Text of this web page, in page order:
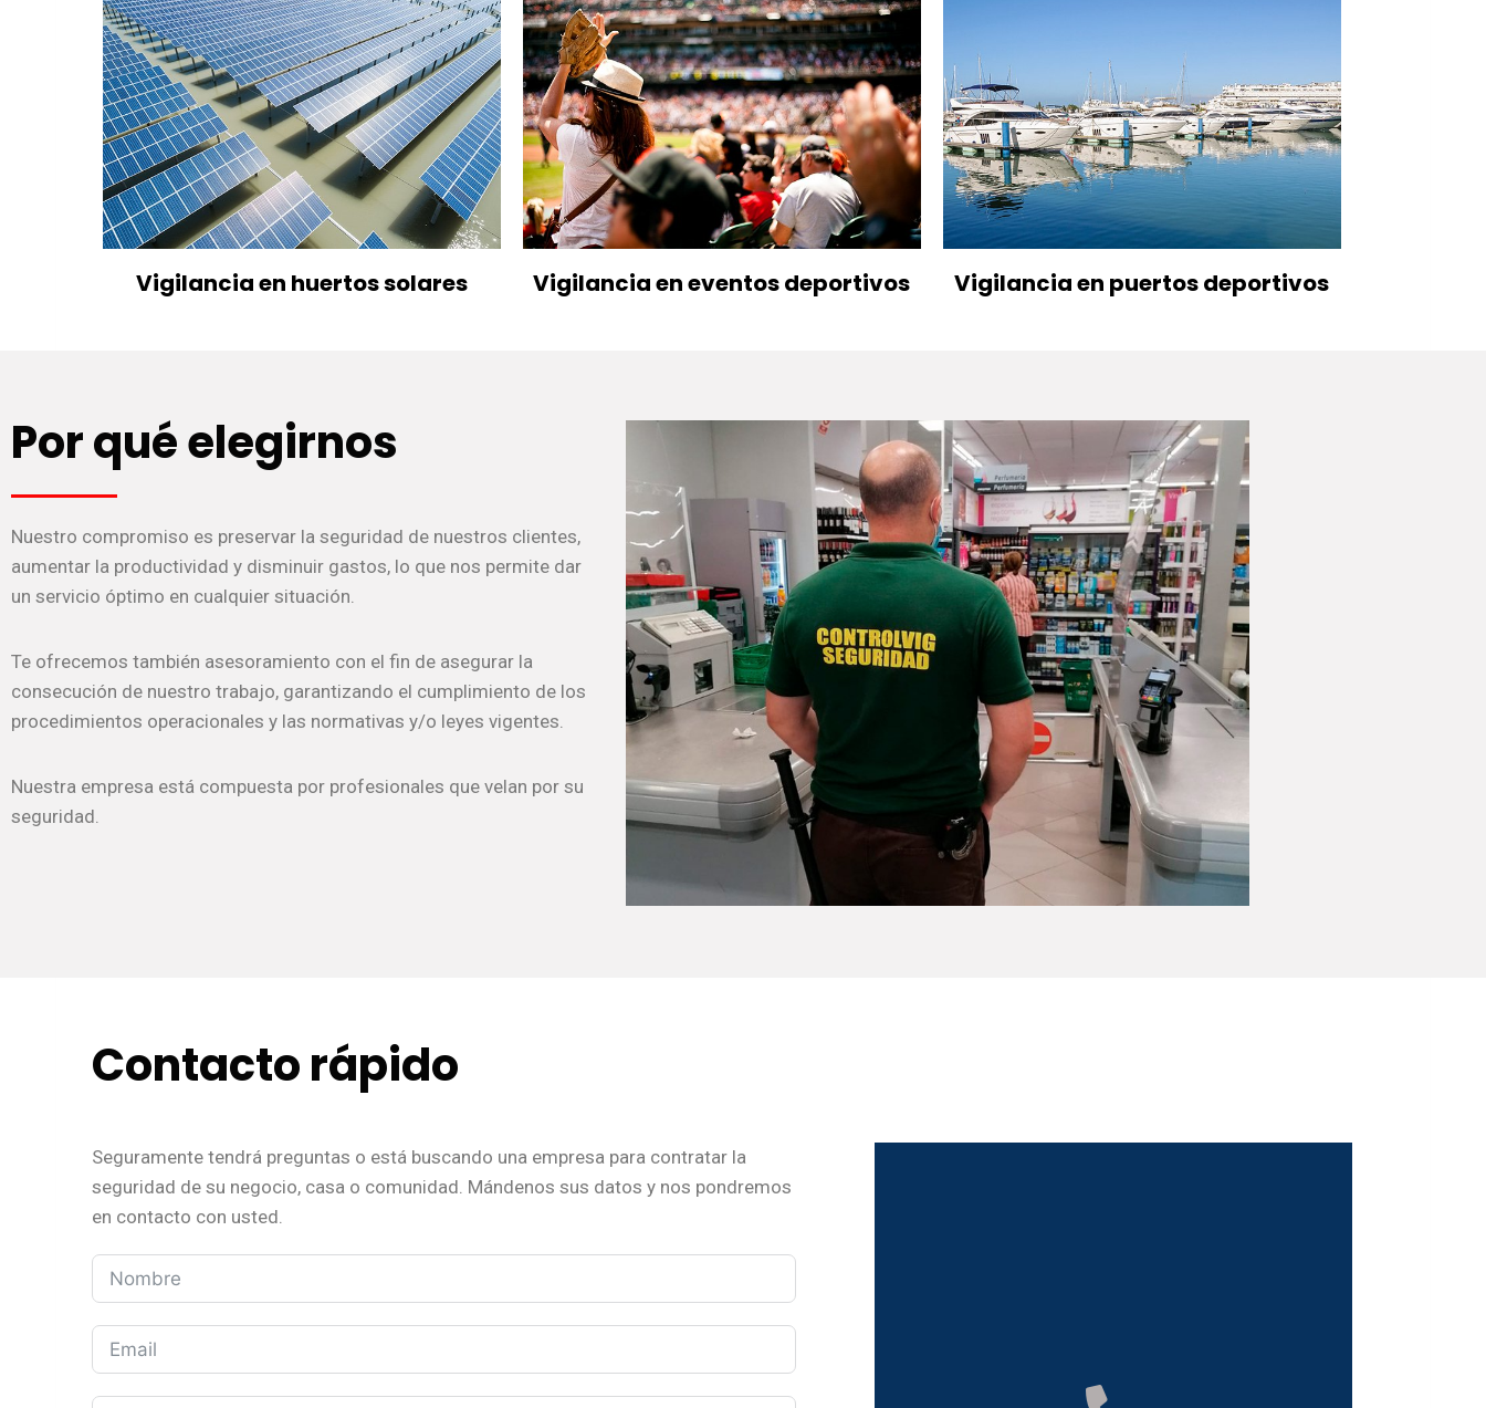
Vigilancia en huertos solares Vigilancia en eventos deportivos Vigilancia en puertos deportivos
Por qué elegirnos
Nuestro compromiso es preservar la seguridad de nuestros clientes,
aumentar la productividad y disminuir gastos, lo que nos permite dar
un servicio óptimo en cualquier situación.
Te ofrecemos también asesoramiento con el fin de asegurar la
consecución de nuestro trabajo, garantizando el cumplimiento de los
procedimientos operacionales y las normativas y/o leyes vigentes.
Nuestra empresa está compuesta por profesionales que velan por su
seguridad.
Contacto rápido
Seguramente tendrá preguntas o está buscando una empresa para contratar la
seguridad de su negocio, casa o comunidad. Mándenos sus datos y nos pondremos
en contacto con usted.